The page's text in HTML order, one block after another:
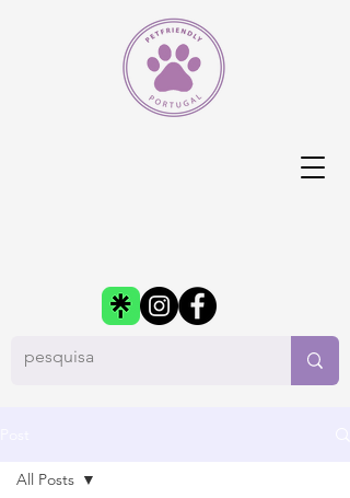
All Posts